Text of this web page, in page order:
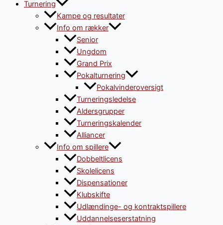
Turnering
Kampe og resultater
Info om rækker
Senior
Ungdom
Grand Prix
Pokalturnering
Pokalvinderoversigt
Turneringsledelse
Aldersgrupper
Turneringskalender
Alliancer
Info om spillere
Dobbeltlicens
Skolelicens
Dispensationer
Klubskifte
Udlændinge- og kontraktspillere
Uddannelseserstatning